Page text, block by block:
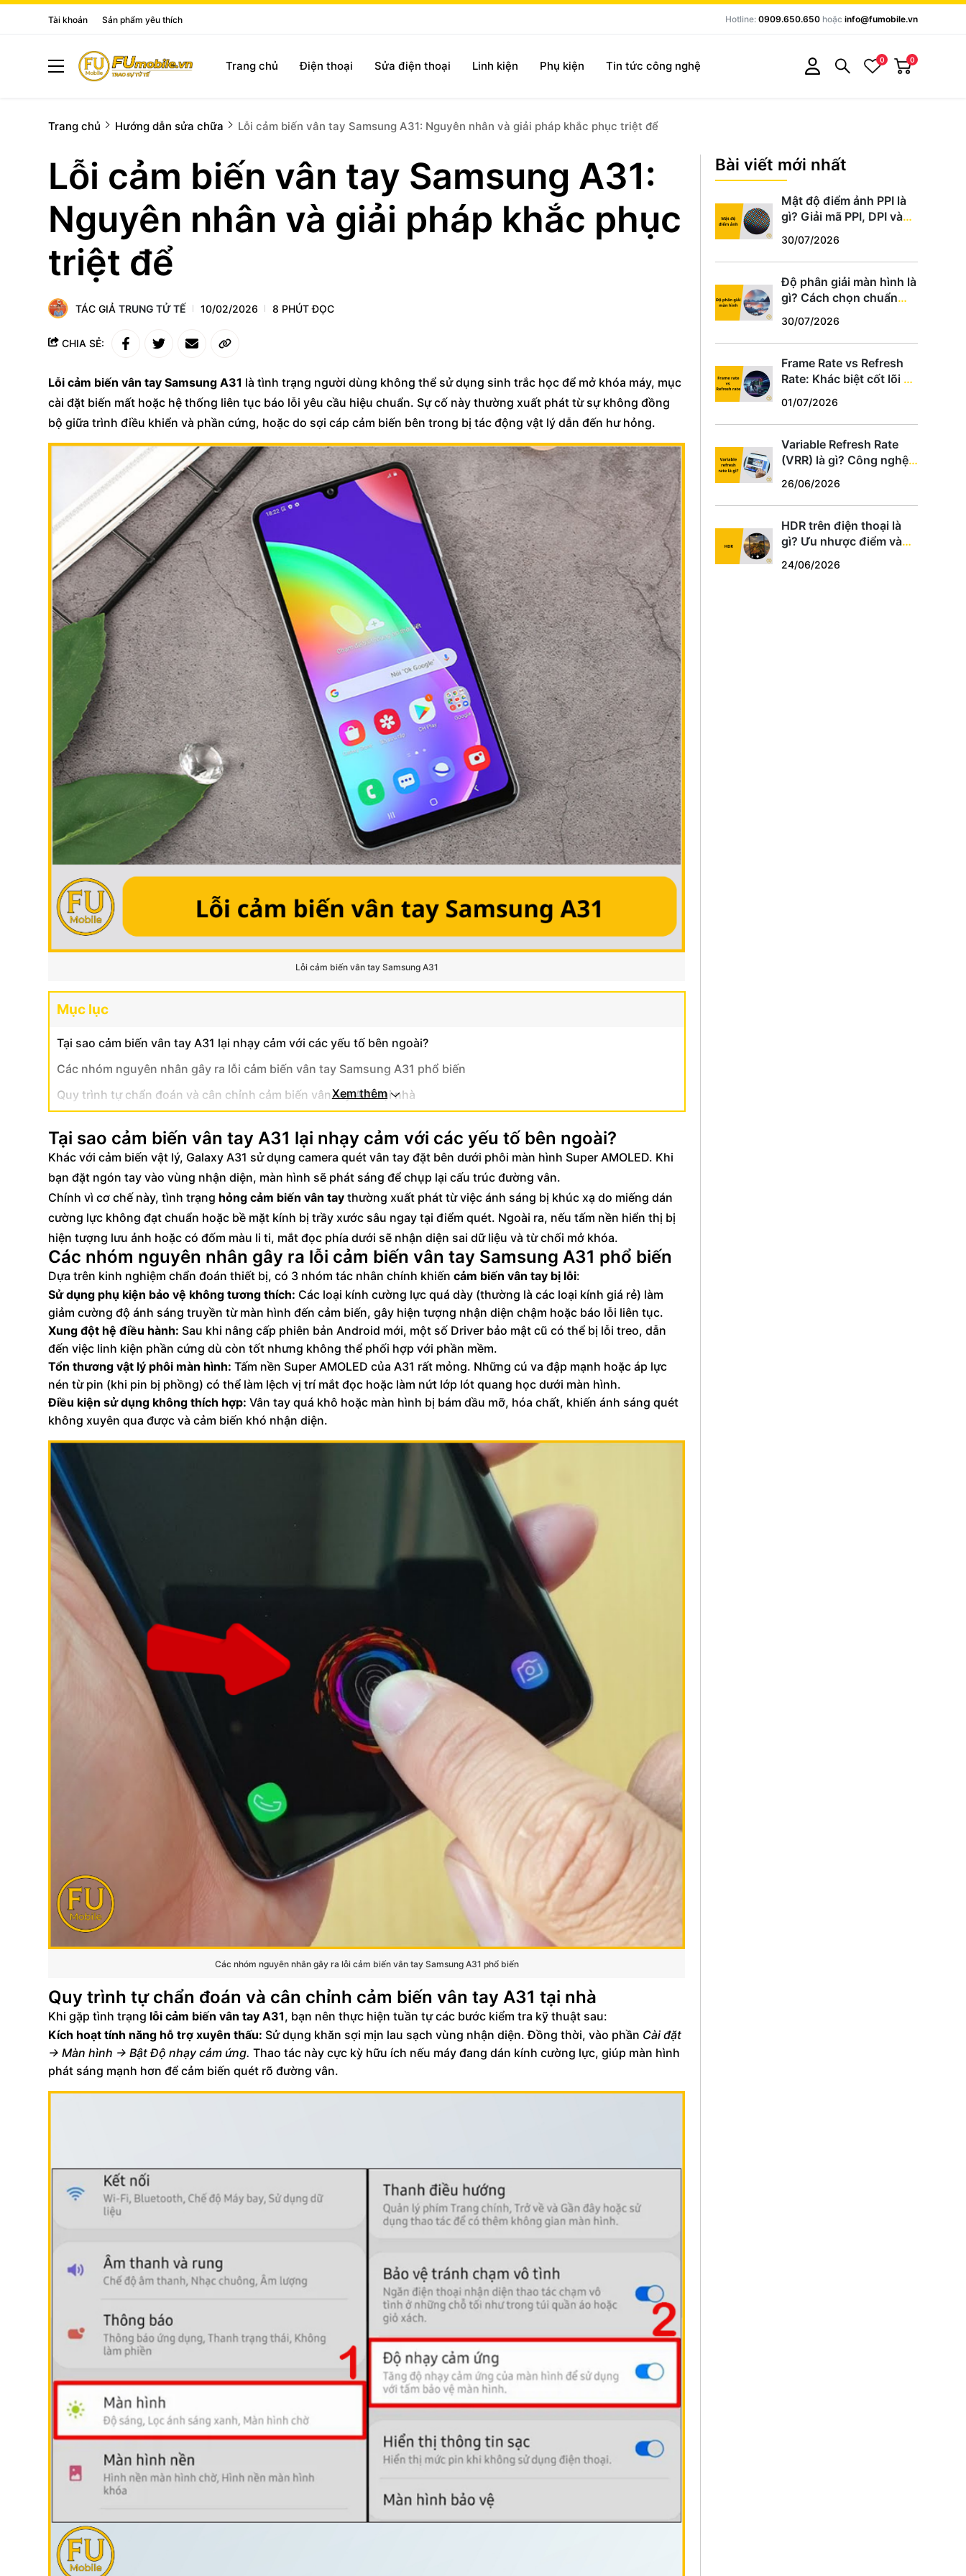
Tài khoản Sản phẩm yêu thích Hotline: 0909.650.650 hoặc info@fumobile.vn
Trang chủ Điện thoại Sửa điện thoại Linh kiện Phụ kiện Tin tức công nghệ 0 0
Trang chủ Hướng dẫn sửa chữa Lỗi cảm biến vân tay Samsung A31: Nguyên nhân và giải pháp khắc phục triệt để
Lỗi cảm biến vân tay Samsung A31:
Nguyên nhân và giải pháp khắc phục
triệt để
TÁC GIẢ TRUNG TỬ TẾ 10/02/2026 8 PHÚT ĐỌC
CHIA SẺ:
Lỗi cảm biến vân tay Samsung A31 là tình trạng người dùng không thể sử dụng sinh trắc học để mở khóa máy, mục
cài đặt biến mất hoặc hệ thống liên tục báo lỗi yêu cầu hiệu chuẩn. Sự cố này thường xuất phát từ sự không đồng
bộ giữa trình điều khiển và phần cứng, hoặc do sợi cáp cảm biến bên trong bị tác động vật lý dẫn đến hư hỏng.
Lỗi cảm biến vân tay Samsung A31
Mục lục
Tại sao cảm biến vân tay A31 lại nhạy cảm với các yếu tố bên ngoài?
Các nhóm nguyên nhân gây ra lỗi cảm biến vân tay Samsung A31 phổ biến
Quy trình tự chẩn đoán và cân chỉnh cảm biến vân tay A31 tại nhà
Xem thêm
Tại sao cảm biến vân tay A31 lại nhạy cảm với các yếu tố bên ngoài?
Khác với cảm biến vật lý, Galaxy A31 sử dụng camera quét vân tay đặt bên dưới phôi màn hình Super AMOLED. Khi
bạn đặt ngón tay vào vùng nhận diện, màn hình sẽ phát sáng để chụp lại cấu trúc đường vân.
Chính vì cơ chế này, tình trạng hỏng cảm biến vân tay thường xuất phát từ việc ánh sáng bị khúc xạ do miếng dán
cường lực không đạt chuẩn hoặc bề mặt kính bị trầy xước sâu ngay tại điểm quét. Ngoài ra, nếu tấm nền hiển thị bị
hiện tượng lưu ảnh hoặc có đốm màu li ti, mắt đọc phía dưới sẽ nhận diện sai dữ liệu và từ chối mở khóa.
Các nhóm nguyên nhân gây ra lỗi cảm biến vân tay Samsung A31 phổ biến
Dựa trên kinh nghiệm chẩn đoán thiết bị, có 3 nhóm tác nhân chính khiến cảm biến vân tay bị lỗi:
Sử dụng phụ kiện bảo vệ không tương thích: Các loại kính cường lực quá dày (thường là các loại kính giá rẻ) làm
giảm cường độ ánh sáng truyền từ màn hình đến cảm biến, gây hiện tượng nhận diện chậm hoặc báo lỗi liên tục.
Xung đột hệ điều hành: Sau khi nâng cấp phiên bản Android mới, một số Driver bảo mật cũ có thể bị lỗi treo, dẫn
đến việc linh kiện phần cứng dù còn tốt nhưng không thể phối hợp với phần mềm.
Tổn thương vật lý phôi màn hình: Tấm nền Super AMOLED của A31 rất mỏng. Những cú va đập mạnh hoặc áp lực
nén từ pin (khi pin bị phồng) có thể làm lệch vị trí mắt đọc hoặc làm nứt lớp lót quang học dưới màn hình.
Điều kiện sử dụng không thích hợp: Vân tay quá khô hoặc màn hình bị bám dầu mỡ, hóa chất, khiến ánh sáng quét
không xuyên qua được và cảm biến khó nhận diện.
Các nhóm nguyên nhân gây ra lỗi cảm biến vân tay Samsung A31 phổ biến
Quy trình tự chẩn đoán và cân chỉnh cảm biến vân tay A31 tại nhà
Khi gặp tình trạng lỗi cảm biến vân tay A31, bạn nên thực hiện tuần tự các bước kiểm tra kỹ thuật sau:
Kích hoạt tính năng hỗ trợ xuyên thấu: Sử dụng khăn sợi mịn lau sạch vùng nhận diện. Đồng thời, vào phần Cài đặt
-> Màn hình -> Bật Độ nhạy cảm ứng. Thao tác này cực kỳ hữu ích nếu máy đang dán kính cường lực, giúp màn hình
phát sáng mạnh hơn để cảm biến quét rõ đường vân.
Bài viết mới nhất
Mật độ điểm ảnh PPI là
gì? Giải mã PPI, DPI và
chuẩn
30/07/2026
Độ phân giải màn hình là
gì? Cách chọn chuẩn
hợp
30/07/2026
Frame Rate vs Refresh
Rate: Khác biệt cốt lõi và
hợp
01/07/2026
Variable Refresh Rate
(VRR) là gì? Công nghệ
thủ PC, PS5, Xbox
26/06/2026
HDR trên điện thoại là
gì? Ưu nhược điểm và
24/06/2026